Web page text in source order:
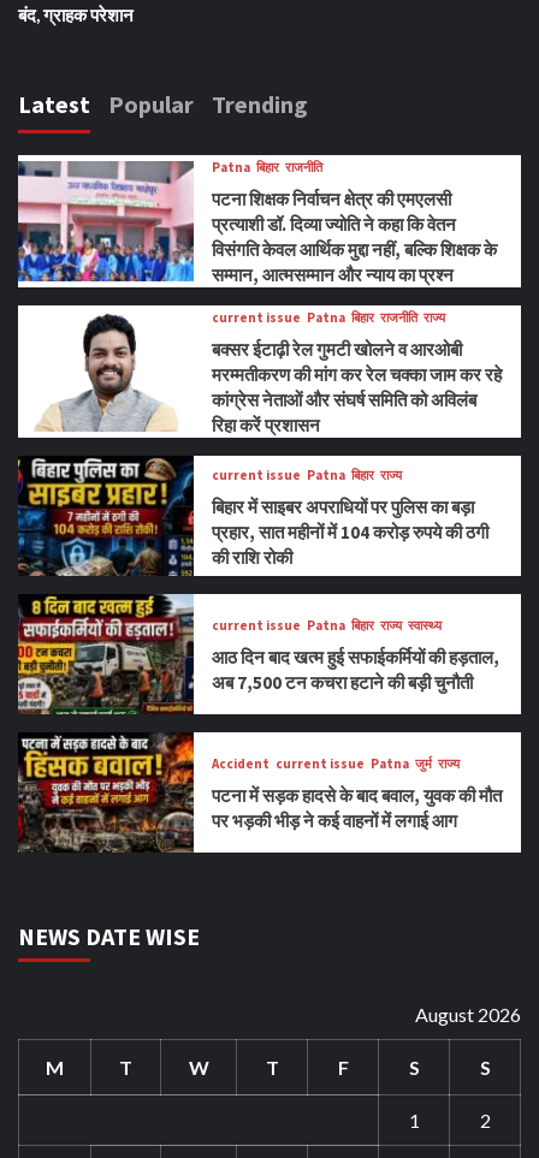
बंद, ग्राहक परेशान
Latest Popular Trending
Patna बिहार राजनीति
पटना शिक्षक निर्वाचन क्षेत्र की एमएलसी
प्रत्याशी डॉ. दिव्या ज्योति ने कहा कि वेतन
विसंगति केवल आर्थिक मुद्दा नहीं, बल्कि शिक्षक के
सम्मान, आत्मसम्मान और न्याय का प्रश्न
current issue Patna बिहार राजनीति राज्य
बक्सर ईटाढ़ी रेल गुमटी खोलने व आरओबी
मरम्मतीकरण की मांग कर रेल चक्का जाम कर रहे
कांग्रेस नेताओं और संघर्ष समिति को अविलंब
रिहा करें प्रशासन
current issue Patna बिहार राज्य
बिहार में साइबर अपराधियों पर पुलिस का बड़ा
प्रहार, सात महीनों में 104 करोड़ रुपये की ठगी
की राशि रोकी
current issue Patna बिहार राज्य स्वास्थ्य
आठ दिन बाद खत्म हुई सफाईकर्मियों की हड़ताल,
अब 7,500 टन कचरा हटाने की बड़ी चुनौती
Accident current issue Patna जुर्म राज्य
पटना में सड़क हादसे के बाद बवाल, युवक की मौत
पर भड़की भीड़ ने कई वाहनों में लगाई आग
NEWS DATE WISE
August 2026
M T W T F S S
1 2